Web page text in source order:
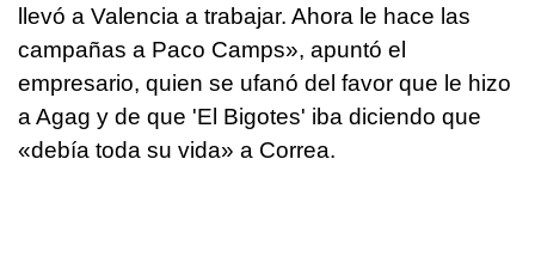
llevó a Valencia a trabajar. Ahora le hace las
campañas a Paco Camps», apuntó el
empresario, quien se ufanó del favor que le hizo
a Agag y de que 'El Bigotes' iba diciendo que
«debía toda su vida» a Correa.